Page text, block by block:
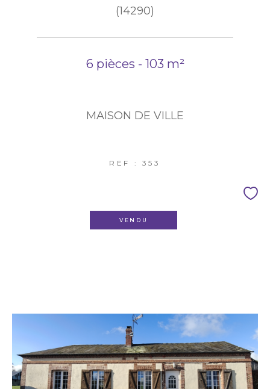
(14290)
6 pièces - 103 m²
MAISON DE VILLE
REF : 353
VENDU